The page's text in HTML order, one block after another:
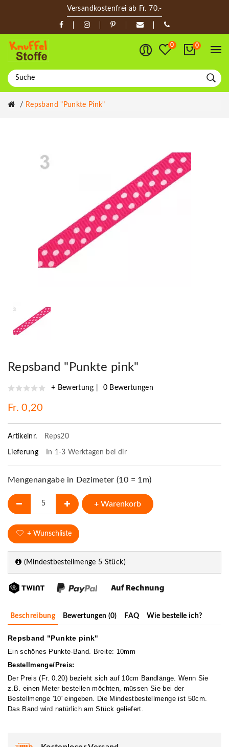
Versandkostenfrei ab Fr. 70.-
0 0
Repsband "Punkte Pink"
Repsband "Punkte pink"
+ Bewertung 0 Bewertungen
Fr. 0,20
Artikelnr. Reps20
Lieferung In 1-3 Werktagen bei dir
Mengenangabe in Dezimeter (10 = 1m)
+ Warenkorb
+ Wunschliste
(Mindestbestellmenge 5 Stück)
Beschreibung Bewertungen (0) FAQ Wie bestelle ich?
Repsband "Punkte pink"
Ein schönes Punkte-Band. Breite: 10mm
Bestellmenge/Preis:
Der Preis (Fr. 0.20) bezieht sich auf 10cm Bandlänge. Wenn Sie
z.B. einen Meter bestellen möchten, müssen Sie bei der
Bestellmenge '10' eingeben. Die Mindestbestellmenge ist 50cm.
Das Band wird natürlich am Stück geliefert.